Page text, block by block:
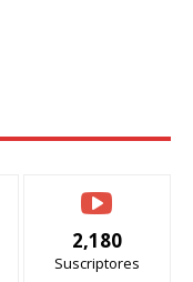
2,180
Suscriptores